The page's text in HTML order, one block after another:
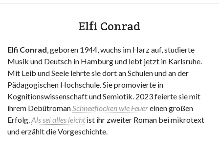
Elfi Conrad
Elfi Conrad, geboren 1944, wuchs im Harz auf, studierte
Musik und Deutsch in Hamburg und lebt jetzt in Karlsruhe.
Mit Leib und Seele lehrte sie dort an Schulen und an der
Pädagogischen Hochschule. Sie promovierte in
Kognitionswissenschaft und Semiotik. 2023 feierte sie mit
ihrem DebütromanSchneeflocken wie Feuereinen großen
Erfolg.Als sei alles leichtist ihr zweiter Roman bei mikrotext
und erzählt die Vorgeschichte.